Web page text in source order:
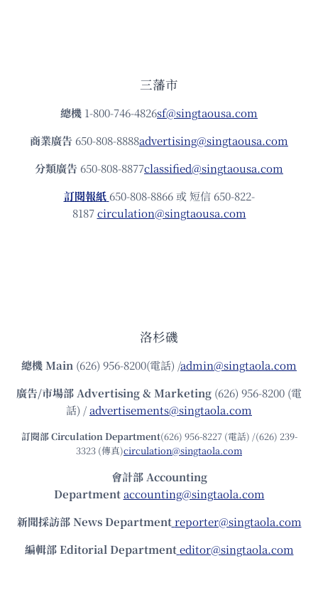
三藩市
總機 1-800-746-4826sf@singtaousa.com
商業廣告 650-808-8888advertising@singtaousa.com
分類廣告 650-808-8877classified@singtaousa.com
訂閱報紙 650-808-8866 或 短信 650-822-
8187circulation@singtaousa.com
洛杉磯
總機Main (626) 956-8200(電話) /admin@singtaola.com
廣告/市場部Advertising & Marketing (626) 956-8200 (電
話) /advertisements@singtaola.com
訂閱部 Circulation Department(626) 956-8227 (電話) /(626) 239-
3323 (傳真)circulation@singtaola.com
會計部 Accounting
Department accounting@singtaola.com
新聞採訪部 News Department reporter@singtaola.com
編輯部 Editorial Department editor@singtaola.com